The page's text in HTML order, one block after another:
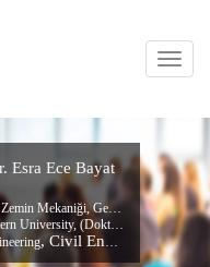
Esra Ece Bayat
Zemin Mekaniği,Geoteknik
: Northeastern University, (Doktora)
, Civil Engineering